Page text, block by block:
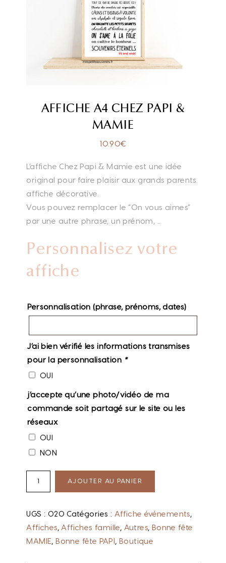
AFFICHE A4 CHEZ PAPI &
MAMIE
10.90€
L’affiche Chez Papi & Mamie est une idée
original pour faire plaisir aux grands parents.
affiche décorative.
Vous pouvez remplacer le “On vous aimes”
par une autre phrase, un prénom, ..
Personnalisez votre
affiche
Personnalisation (phrase, prénoms, dates)
J’ai bien vérifié les informations transmises
pour la personnalisation *
OUI
j’accepte qu’une photo/vidéo de ma
commande soit partagé sur le site ou les
réseaux
OUI
NON
AJOUTER AU PANIER
UGS : 020 Catégories : Affiche événements,
Affiches, Affiches famille, Autres, Bonne fête
MAMIE , Bonne fête PAPI , Boutique